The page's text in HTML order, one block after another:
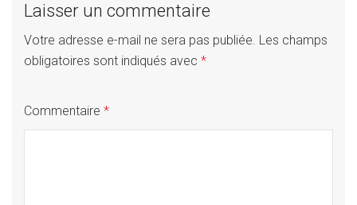
Laisser un commentaire
Votre adresse e-mail ne sera pas publiée. Les champs
obligatoires sont indiqués avec *
Commentaire *